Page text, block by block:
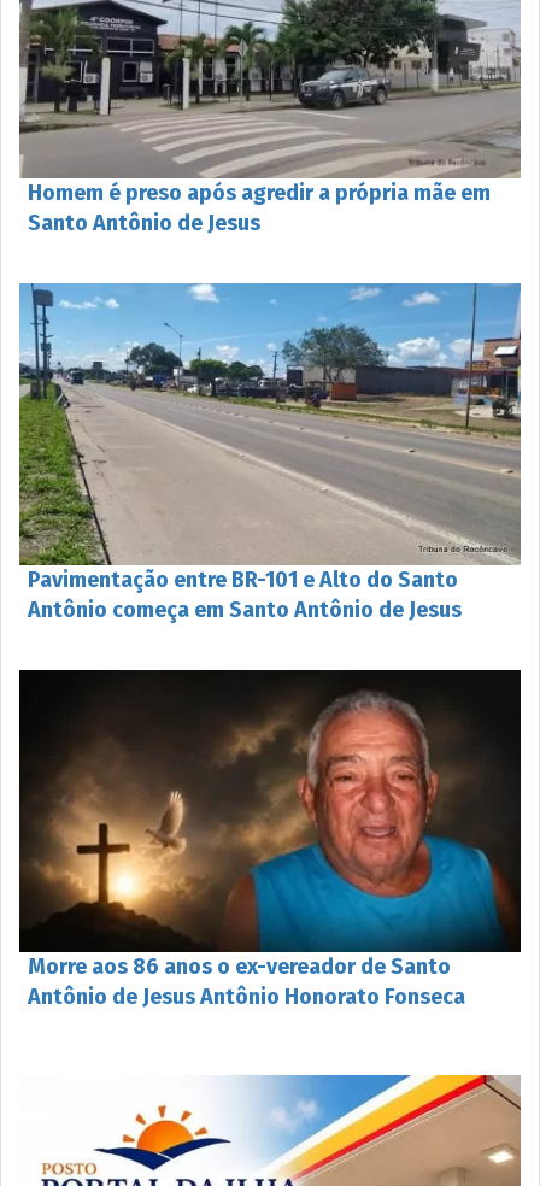
Homem é preso após agredir a própria mãe em
Santo Antônio de Jesus
Pavimentação entre BR-101 e Alto do Santo
Antônio começa em Santo Antônio de Jesus
Morre aos 86 anos o ex-vereador de Santo
Antônio de Jesus Antônio Honorato Fonseca